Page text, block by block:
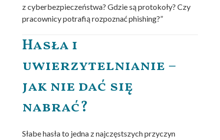
z cyberbezpieczeństwa? Gdzie są protokoły? Czy
pracownicy potrafią rozpoznać phishing?”
Hasła i
uwierzytelnianie –
jak nie dać się
nabrać?
Słabe hasła to jedna z najczęstszych przyczyn